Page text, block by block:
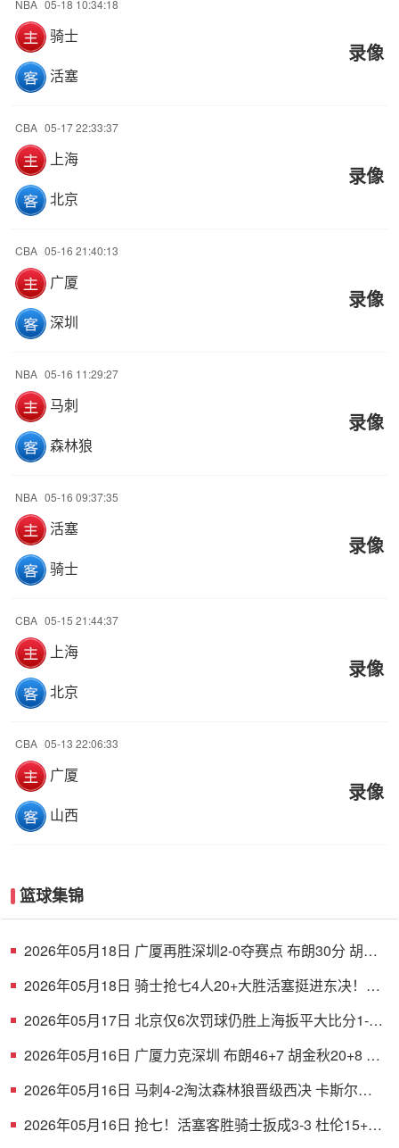
NBA 05-18 10:34:18
骑士
活塞
录像
CBA 05-17 22:33:37
上海
北京
录像
CBA 05-16 21:40:13
广厦
深圳
录像
NBA 05-16 11:29:27
马刺
森林狼
录像
NBA 05-16 09:37:35
活塞
骑士
录像
CBA 05-15 21:44:37
上海
北京
录像
CBA 05-13 22:06:33
广厦
山西
录像
篮球集锦
2026年05月18日 广厦再胜深圳2-0夺赛点 布朗30分 胡金
2026年05月18日 骑士抢七4人20+大胜活塞挺进东决！米
2026年05月17日 北京仅6次罚球仍胜上海扳平大比分1-1
2026年05月16日 广厦力克深圳 布朗46+7 胡金秋20+8 孙
2026年05月16日 马刺4-2淘汰森林狼晋级西决 卡斯尔
2026年05月16日 抢七！活塞客胜骑士扳成3-3 杜伦15+11